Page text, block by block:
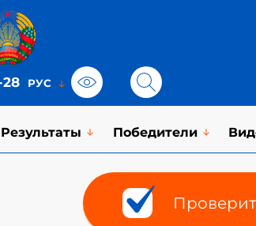
28
Результаты Победители